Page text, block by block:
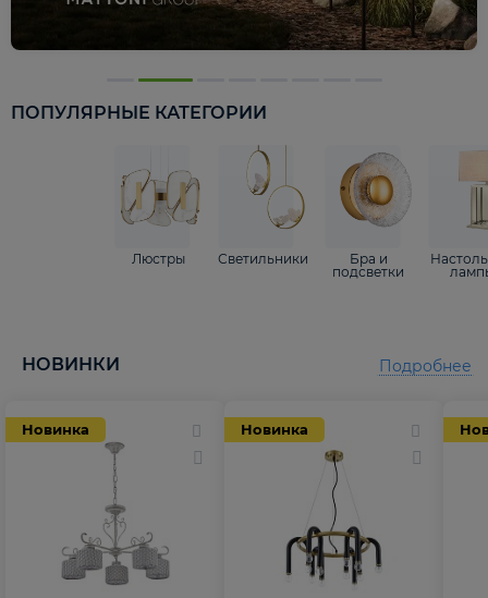
ПОПУЛЯРНЫЕ КАТЕГОРИИ
Люстры Светильники
Бра и
подсветки
НОВИНКИ
Новинка Новинка
Подробнее